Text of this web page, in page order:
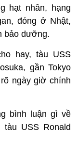
hạt nhân, hạng
đóng ở Nhật,
bảo dưỡng.
hay, tàu USS
gần Tokyo
ngày giờ chính
bình luận gì về
USS Ronald